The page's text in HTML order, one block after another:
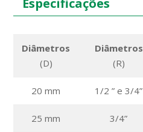
Diâmetros
(D)
Diâmetros
(R)
20 mm 1/2 ” e 3/4”
25 mm 3/4”